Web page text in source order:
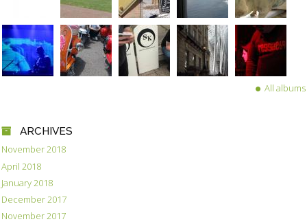
All albums
ARCHIVES
November 2018
April 2018
January 2018
December 2017
November 2017